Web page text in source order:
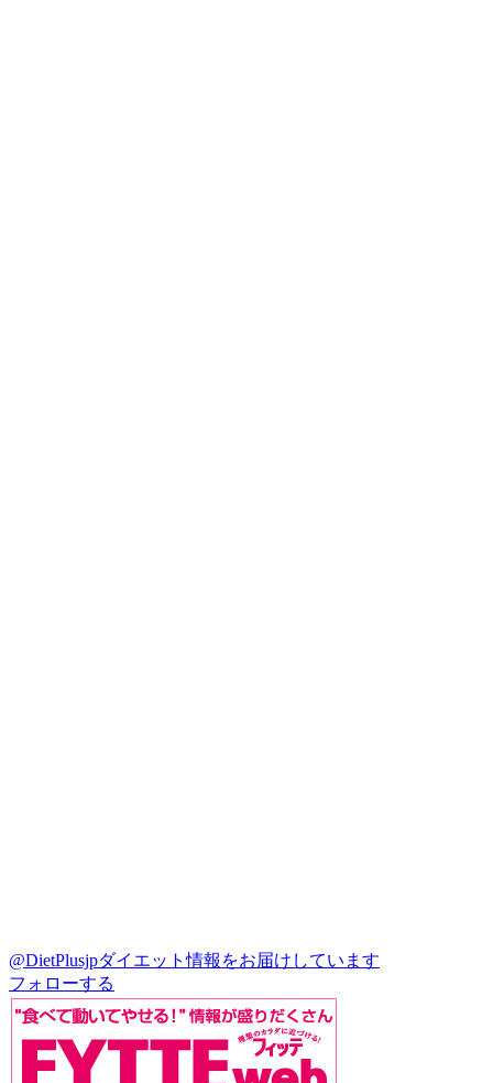
@DietPlusjpダイエット情報をお届けしています
フォローする